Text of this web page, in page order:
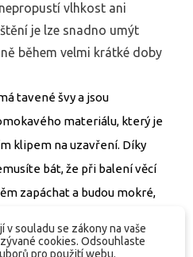
vlhkost ani
je lze snadno umýt
během velmi krátké doby
tavené švy a jsou
materiálu, který je
klipem na uzavření. Díky
bát, že při balení věcí
zapáchat a budou mokré,
vlhkost ani zápach. Při
souladu se zákony na vaše
cookies. Odsouhlaste
pro použití webu.